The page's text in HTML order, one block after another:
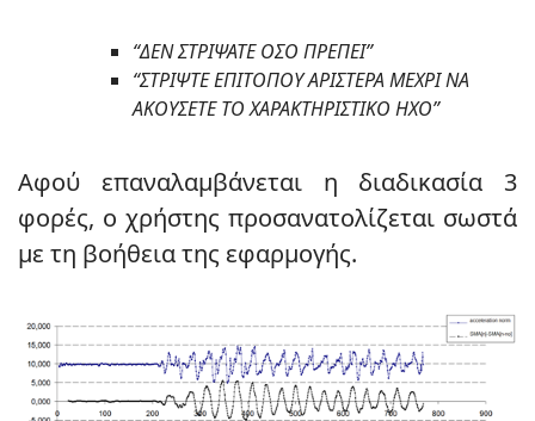
“ΔΕΝ ΣΤΡΙΨΑΤΕ ΟΣΟ ΠΡΕΠΕΙ”
“ΣΤΡΙΨΤΕ ΕΠΙΤΟΠΟΥ ΑΡΙΣΤΕΡΑ ΜΕΧΡΙ ΝΑ
ΑΚΟΥΣΕΤΕ ΤΟ ΧΑΡΑΚΤΗΡΙΣΤΙΚΟ ΗΧΟ”
Αφού επαναλαμβάνεται η διαδικασία 3
φορές, ο χρήστης προσανατολίζεται σωστά
με τη βοήθεια της εφαρμογής.